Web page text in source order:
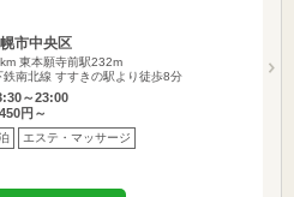
市中央区
東本願寺前駅232m
鉄南北線 すすきの駅より徒歩8分
～23:00
円～
エステ・マッサージ